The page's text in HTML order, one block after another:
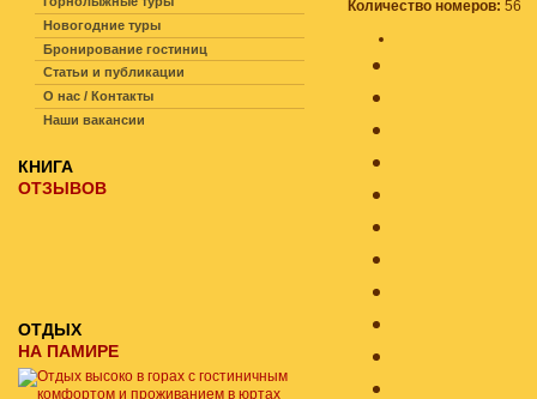
Количество номеров: 56
Новогодние туры
Бронирование гостиниц
Статьи и публикации
О нас / Контакты
Наши вакансии
КНИГА
ОТЗЫВОВ
ОТДЫХ
НА ПАМИРЕ